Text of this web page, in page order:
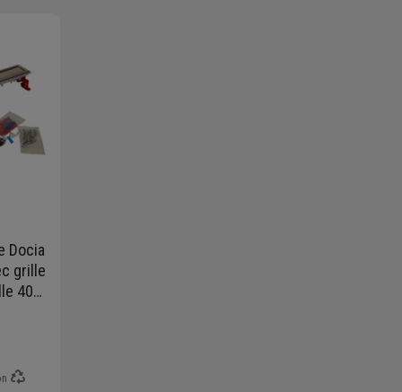
Docia
grille
40